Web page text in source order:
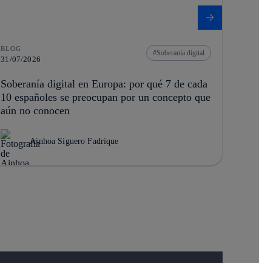
BLOG
31/07/2026
Soberanía digital
Soberanía digital en Europa: por qué 7 de cada
10 españoles se preocupan por un concepto que
aún no conocen
Ainhoa Siguero Fadrique